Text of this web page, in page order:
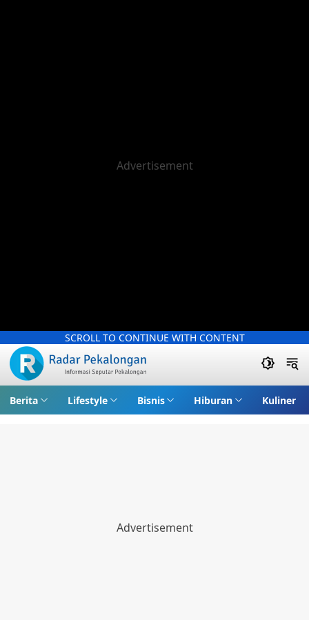
SCROLL TO CONTINUE WITH CONTENT
Berita Lifestyle Bisnis Hiburan Kuliner